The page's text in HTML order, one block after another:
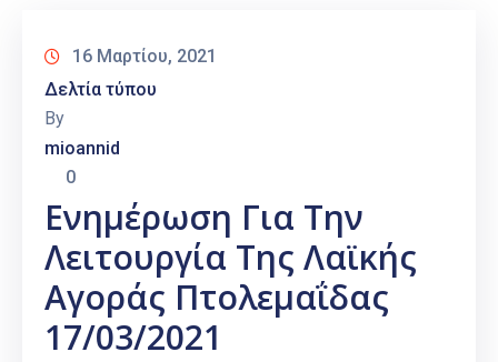
16 Μαρτίου, 2021
Δελτία τύπου
By
mioannid
0
Ενημέρωση Για Την
Λειτουργία Της Λαϊκής
Αγοράς Πτολεμαΐδας
17/03/2021